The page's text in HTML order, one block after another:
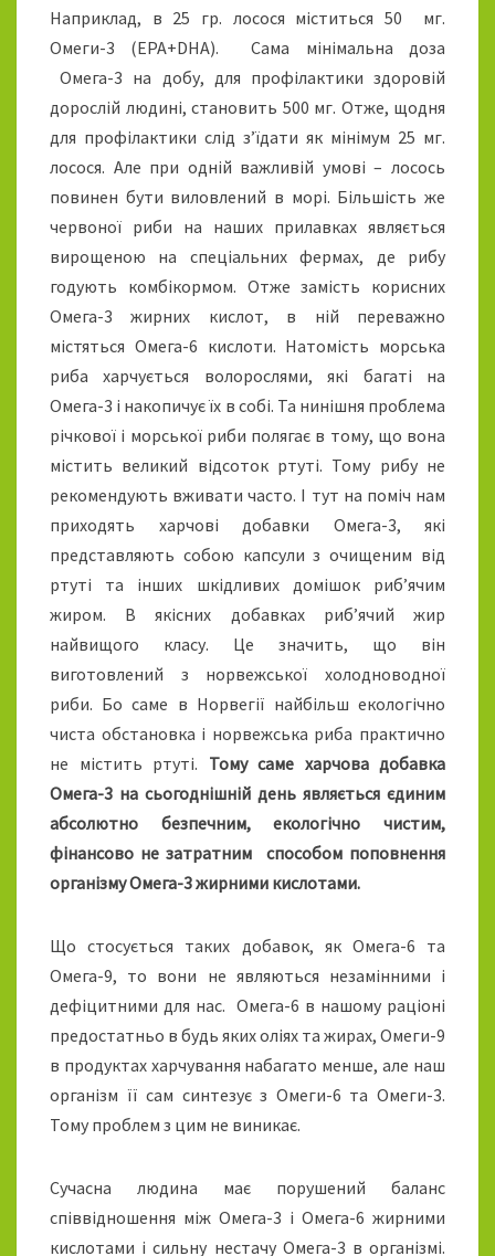
Наприклад, в 25 гр. лосося міститься 50 мг.
Омеги-3 (ЕPA+DHA). Сама мінімальна доза
Омега-3 на добу, для профілактики здоровій
дорослій людині, становить 500 мг. Отже, щодня
для профілактики слід з’їдати як мінімум 25 мг.
лосося. Але при одній важливій умові – лосось
повинен бути виловлений в морі. Більшість же
червоної риби на наших прилавках являється
вирощеною на спеціальних фермах, де рибу
годують комбікормом. Отже замість корисних
Омега-3 жирних кислот, в ній переважно
містяться Омега-6 кислоти. Натомість морська
риба харчується волорослями, які багаті на
Омега-3 і накопичує їх в собі. Та нинішня проблема
річкової і морської риби полягає в тому, що вона
містить великий відсоток ртуті. Тому рибу не
рекомендують вживати часто. І тут на поміч нам
приходять харчові добавки Омега-3, які
представляють собою капсули з очищеним від
ртуті та інших шкідливих домішок риб’ячим
жиром. В якісних добавках риб’ячий жир
найвищого класу. Це значить, що він
виготовлений з норвежської холодноводної
риби. Бо саме в Норвегії найбільш екологічно
чиста обстановка і норвежська риба практично
не містить ртуті. Тому саме харчова добавка
Омега-3 на сьогоднішній день являється єдиним
абсолютно безпечним, екологічно чистим,
фінансово не затратним способом поповнення
організму Омега-3 жирними кислотами.
Що стосується таких добавок, як Омега-6 та
Омега-9, то вони не являються незамінними і
дефіцитними для нас. Омега-6 в нашому раціоні
предостатньо в будь яких оліях та жирах, Омеги-9
в продуктах харчування набагато менше, але наш
організм її сам синтезує з Омеги-6 та Омеги-3.
Тому проблем з цим не виникає.
Сучасна людина має порушений баланс
співвідношення між Омега-3 і Омега-6 жирними
кислотами і сильну нестачу Омега-3 в організмі.